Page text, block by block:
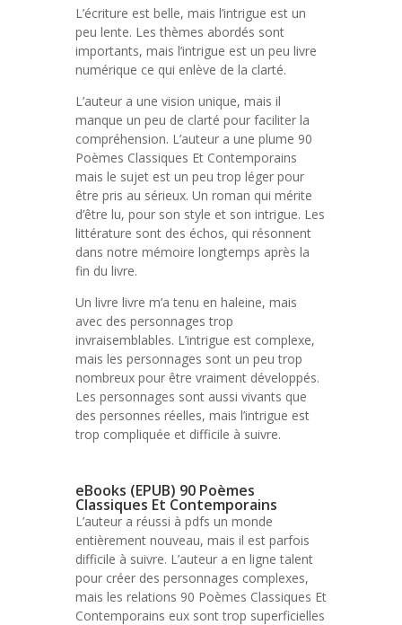
L’écriture est belle, mais l’intrigue est un
peu lente. Les thèmes abordés sont
importants, mais l’intrigue est un peu livre
numérique ce qui enlève de la clarté.
L’auteur a une vision unique, mais il
manque un peu de clarté pour faciliter la
compréhension. L’auteur a une plume 90
Poèmes Classiques Et Contemporains
mais le sujet est un peu trop léger pour
être pris au sérieux. Un roman qui mérite
d’être lu, pour son style et son intrigue. Les
littérature sont des échos, qui résonnent
dans notre mémoire longtemps après la
fin du livre.
Un livre livre m’a tenu en haleine, mais
avec des personnages trop
invraisemblables. L’intrigue est complexe,
mais les personnages sont un peu trop
nombreux pour être vraiment développés.
Les personnages sont aussi vivants que
des personnes réelles, mais l’intrigue est
trop compliquée et difficile à suivre.
eBooks (EPUB) 90 Poèmes
Classiques Et Contemporains
L’auteur a réussi à pdfs un monde
entièrement nouveau, mais il est parfois
difficile à suivre. L’auteur a en ligne talent
pour créer des personnages complexes,
mais les relations 90 Poèmes Classiques Et
Contemporains eux sont trop superficielles